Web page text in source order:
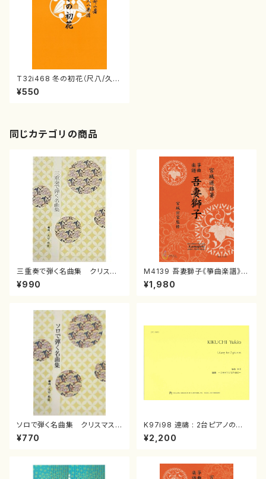
T32i468 冬の初花（尺八/久本
玄智/楽譜）都山流公刊楽譜曲
番:2176
¥550
同じカテゴリの商品
三重奏で弾く名曲集 クリスマ
スメドレー( 箏2/大平光美 編
曲/楽譜）
¥990
M4139 吾妻獅子《箏曲楽譜》
（箏/宮城道雄著・宮城宗家監修/
箏曲古典楽譜）
¥1,980
ソロで弾く名曲集 クリスマス・
イブ／恋人がサンタクロース(
箏独奏 /大平光美 編曲/楽
¥770
K97i98 連禱 : 2台ピアノのた
めの（2 Pianos / 菊池 幸夫 /
楽譜）
¥2,200